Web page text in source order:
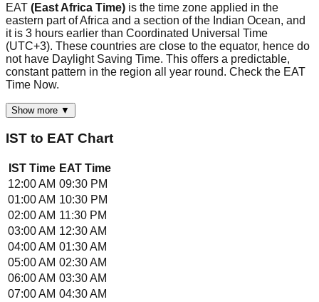
EAT (East Africa Time) is the time zone applied in the
eastern part of Africa and a section of the Indian Ocean, and
it is 3 hours earlier than Coordinated Universal Time
(UTC+3). These countries are close to the equator, hence do
not have Daylight Saving Time. This offers a predictable,
constant pattern in the region all year round. Check the EAT
Time Now.
Show more ▼
IST to EAT Chart
IST Time EAT Time
12:00 AM 09:30 PM
01:00 AM 10:30 PM
02:00 AM 11:30 PM
03:00 AM 12:30 AM
04:00 AM 01:30 AM
05:00 AM 02:30 AM
06:00 AM 03:30 AM
07:00 AM 04:30 AM